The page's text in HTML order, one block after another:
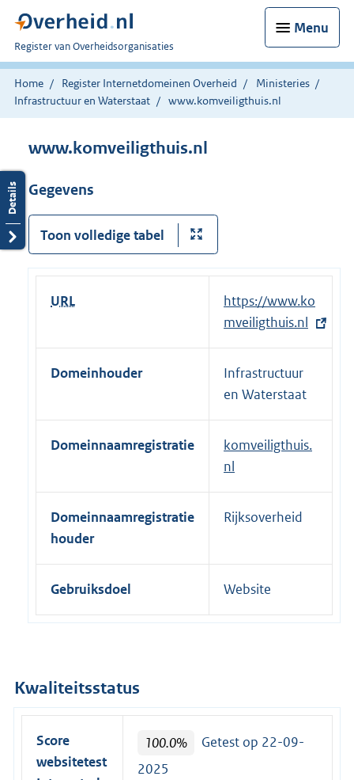
Menu
U
bent
nu
hier:
Register van Overheidsorganisaties
Home Register Internetdomeinen Overheid
Ministeries
Infrastructuur en Waterstaat
www.komveiligthuis.nl
www.komveiligthuis.nl
Gegevens
Toon volledige tabel
URL
E
x
t
e
l
i
n
k
https://www.ko
mveiligthuis.nl
Domeinhouder
Infrastructuur
en Waterstaat
Domeinnaamregistratie
komveiligthuis.
nl
Domeinnaamregistratie
houder
Rijksoverheid
Gebruiksdoel Website
Kwaliteitsstatus
Score
websitetest
100.0%
Getest op 22-09-
2025